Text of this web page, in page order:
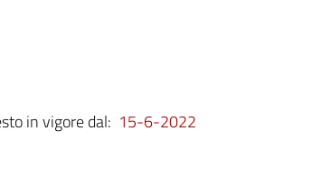
in vigore dal: 15-6-2022